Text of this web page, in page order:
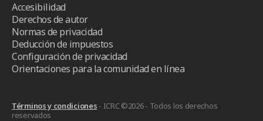
Accesibilidad
Derechos de autor
Normas de privacidad
Deducción de impuestos
Configuración de privacidad
Orientaciones para la comunidad en línea
Términos y condiciones - ICRC ©2026 - Todos los derechos
reservados